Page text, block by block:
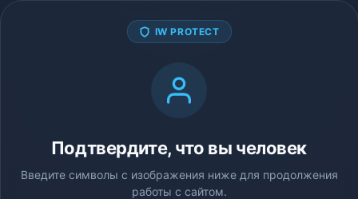
IW PROTECT
Подтвердите, что вы человек
Введите символы с изображения ниже для продолжения
работы с сайтом.